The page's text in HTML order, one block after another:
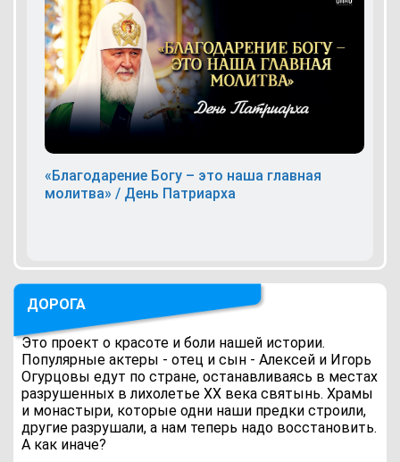
«Благодарение Богу – это наша главная
молитва» / День Патриарха
ДОРОГА
Это проект о красоте и боли нашей истории.
Популярные актеры - отец и сын - Алексей и Игорь
Огурцовы едут по стране, останавливаясь в местах
разрушенных в лихолетье ХХ века святынь. Храмы
и монастыри, которые одни наши предки строили,
другие разрушали, а нам теперь надо восстановить.
А как иначе?